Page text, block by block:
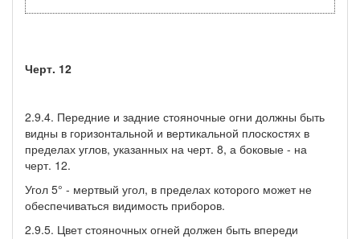
Черт. 12
2.9.4. Передние и задние стояночные огни должны быть
видны в горизонтальной и вертикальной плоскостях в
пределах углов, указанных на черт. 8, а боковые - на
черт. 12.
Угол 5° - мертвый угол, в пределах которого может не
обеспечиваться видимость приборов.
2.9.5. Цвет стояночных огней должен быть впереди